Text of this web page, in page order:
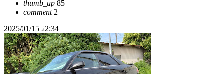
thumb_up 85
comment2
2025/01/15 22:34